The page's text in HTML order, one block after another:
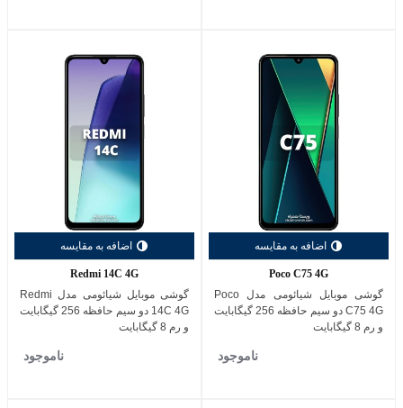
اضافه به مقایسه
Poco C75 4G
گوشی موبایل شیائومی مدل Poco
C75 4G دو سیم حافظه 256 گیگابایت
و رم 8 گیگابایت
ناموجود
اضافه به مقایسه
Redmi 14C 4G
گوشی موبایل شیائومی مدل Redmi
14C 4G دو سیم حافظه 256 گیگابایت
و رم 8 گیگابایت
ناموجود